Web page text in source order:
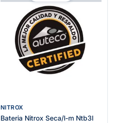
NITROX
Bateria Nitrox Seca/l-m Ntb3l